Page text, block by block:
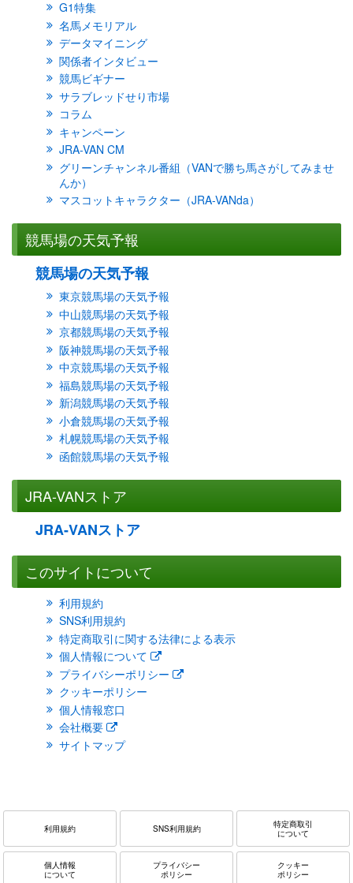
G1特集
名馬メモリアル
データマイニング
関係者インタビュー
競馬ビギナー
サラブレッドせり市場
コラム
キャンペーン
JRA-VAN CM
グリーンチャンネル番組（VANで勝ち馬さがしてみませ
んか）
マスコットキャラクター（JRA-VANda）
競馬場の天気予報
競馬場の天気予報
東京競馬場の天気予報
中山競馬場の天気予報
京都競馬場の天気予報
阪神競馬場の天気予報
中京競馬場の天気予報
福島競馬場の天気予報
新潟競馬場の天気予報
小倉競馬場の天気予報
札幌競馬場の天気予報
函館競馬場の天気予報
JRA-VANストア
JRA-VANストア
このサイトについて
利用規約
SNS利用規約
特定商取引に関する法律による表示
個人情報について
プライバシーポリシー
クッキーポリシー
個人情報窓口
会社概要
サイトマップ
利用規約 SNS利用規約
特定商取引
について
個人情報
について
プライバシー
ポリシー
クッキー
ポリシー